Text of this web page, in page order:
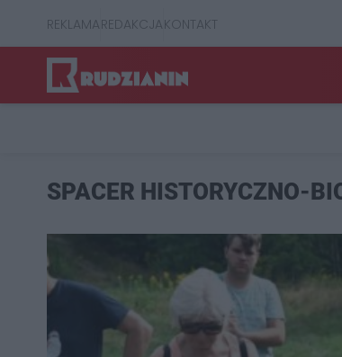
REKLAMAREDAKCJAKONTAKT
SPACER HISTORYCZNO-